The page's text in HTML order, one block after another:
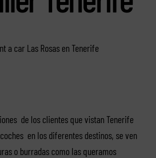
a car Las Rosas en Tenerife
de los clientes que vistan Tenerife
en los diferentes destinos, se ven
o burradas como las queramos